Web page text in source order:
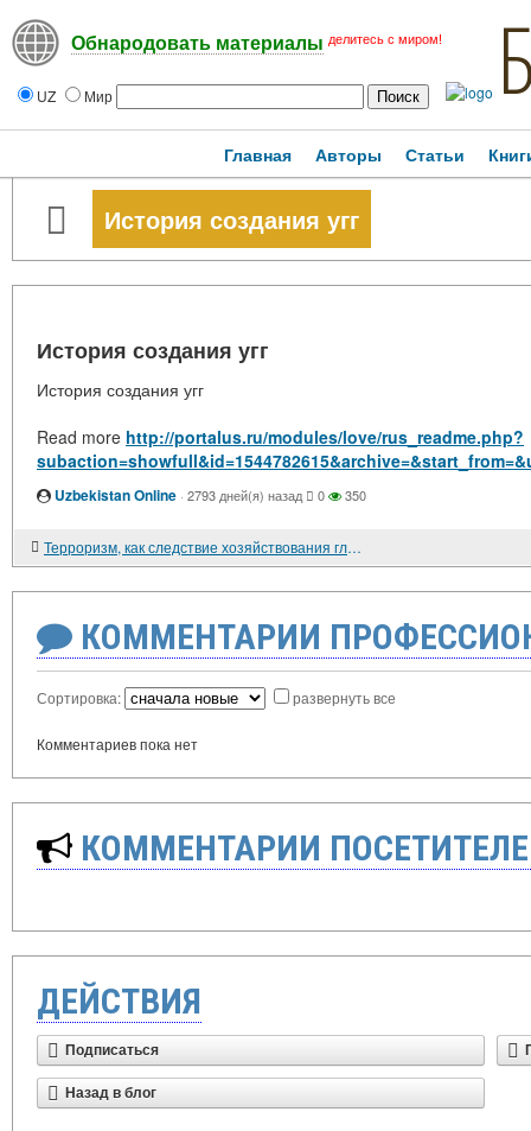
Обнародовать материалы делитесь с миром!
UZ Мир
Главная Авторы Статьи
История создания угг
История создания угг
История создания угг
Read more http://portalus.ru/modules/love/rus_readme.php?
Uzbekistan Online · 2793 дней(я) назад 0 350
Терроризм, как следствие хозяйствования глобализма (продолжение).
КОММЕНТАРИИ
Сортировка: развернуть все
Комментариев пока нет
КОММЕНТАРИИ
ДЕЙСТВИЯ
Подписаться
Назад в блог